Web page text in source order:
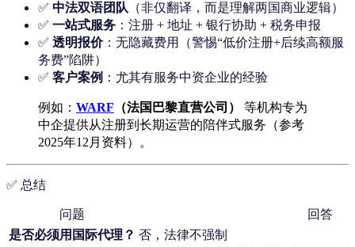
✅ 中法双语团队 （非仅翻译，而是理解两国商业逻辑）
✅ 一站式服务 ：注册 + 地址 + 银行协助 + 税务申报
✅ 透明报价：无隐藏费用（警惕“低价注册+后续高额服
务费”陷阱）
✅ 客户案例 ：尤其有服务中资企业的经验
例如： WARF （法国巴黎直营公司）
等机构专为
中企提供从注册到长期运营的陪伴式服务（参考
2025年12月资料）。
✅ 总结
问题
回答
是否必须用国际代理？ 否，法律不强制